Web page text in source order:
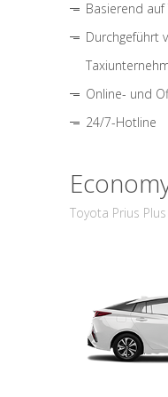
Basierend
Durchgeführt
Online- und
24/7-Hotline
Toyota Prius